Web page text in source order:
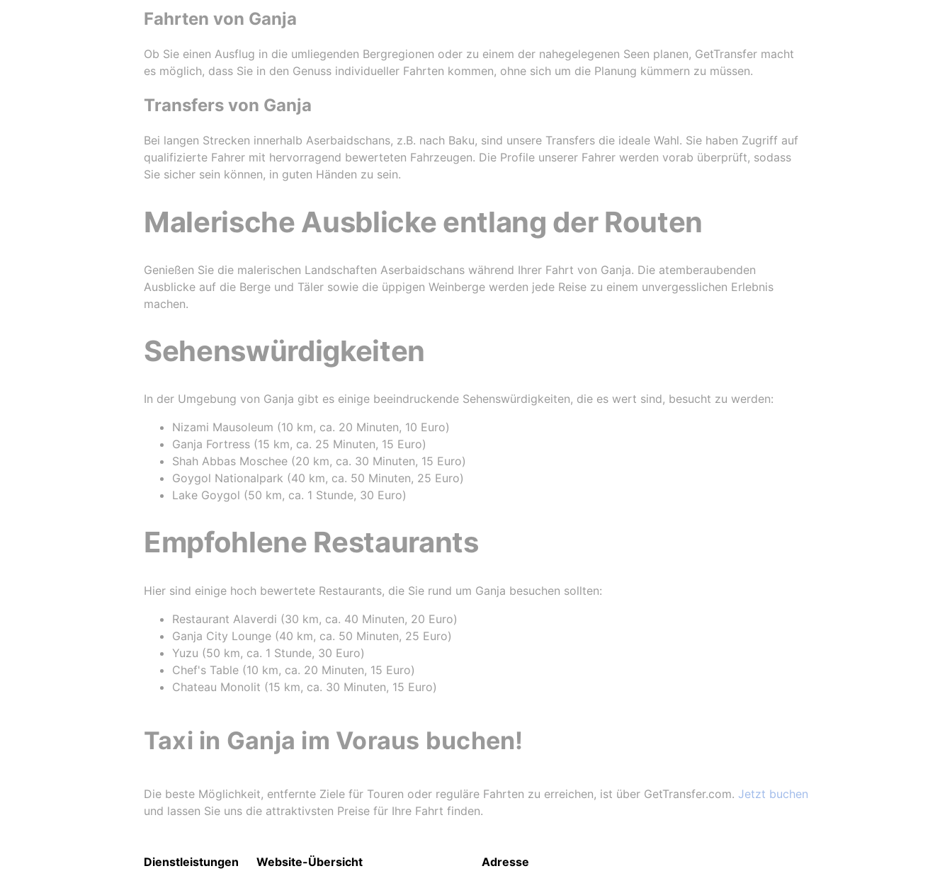
Fahrten von Ganja
Ob Sie einen Ausflug in die umliegenden Bergregionen oder zu einem der nahegelegenen Seen planen, GetTransfer macht
es möglich, dass Sie in den Genuss individueller Fahrten kommen, ohne sich um die Planung kümmern zu müssen.
Transfers von Ganja
Bei langen Strecken innerhalb Aserbaidschans, z.B. nach Baku, sind unsere Transfers die ideale Wahl. Sie haben Zugriff auf
qualifizierte Fahrer mit hervorragend bewerteten Fahrzeugen. Die Profile unserer Fahrer werden vorab überprüft, sodass
Sie sicher sein können, in guten Händen zu sein.
Malerische Ausblicke entlang der Routen
Genießen Sie die malerischen Landschaften Aserbaidschans während Ihrer Fahrt von Ganja. Die atemberaubenden
Ausblicke auf die Berge und Täler sowie die üppigen Weinberge werden jede Reise zu einem unvergesslichen Erlebnis
machen.
Sehenswürdigkeiten
In der Umgebung von Ganja gibt es einige beeindruckende Sehenswürdigkeiten, die es wert sind, besucht zu werden:
Nizami Mausoleum (10 km, ca. 20 Minuten, 10 Euro)
Ganja Fortress (15 km, ca. 25 Minuten, 15 Euro)
Shah Abbas Moschee (20 km, ca. 30 Minuten, 15 Euro)
Goygol Nationalpark (40 km, ca. 50 Minuten, 25 Euro)
Lake Goygol (50 km, ca. 1 Stunde, 30 Euro)
Empfohlene Restaurants
Hier sind einige hoch bewertete Restaurants, die Sie rund um Ganja besuchen sollten:
Restaurant Alaverdi (30 km, ca. 40 Minuten, 20 Euro)
Ganja City Lounge (40 km, ca. 50 Minuten, 25 Euro)
Yuzu (50 km, ca. 1 Stunde, 30 Euro)
Chef's Table (10 km, ca. 20 Minuten, 15 Euro)
Chateau Monolit (15 km, ca. 30 Minuten, 15 Euro)
Taxi in Ganja im Voraus buchen!
Die beste Möglichkeit, entfernte Ziele für Touren oder reguläre Fahrten zu erreichen, ist über GetTransfer.com. Jetzt buchen
und lassen Sie uns die attraktivsten Preise für Ihre Fahrt finden.
Dienstleistungen Website-Übersicht Adresse